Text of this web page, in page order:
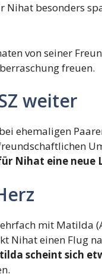
Nihat besonders
von seiner
freuen.
weiter
ehemaligen
Nihat eine neue
mit
Nihat einen Flug
scheint sich